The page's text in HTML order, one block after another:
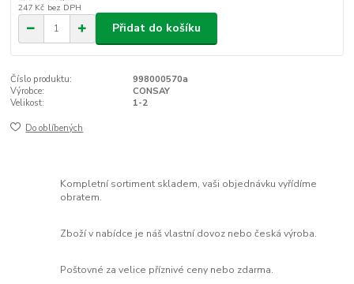
247 Kč bez DPH
Přidat do košíku
Číslo produktu:
998000570a
Výrobce:
CONSAY
Velikost:
1-2
Do oblíbených
Kompletní sortiment skladem, vaši objednávku vyřídíme
obratem.
Zboží v nabídce je náš vlastní dovoz nebo česká výroba.
Poštovné za velice příznivé ceny nebo zdarma.